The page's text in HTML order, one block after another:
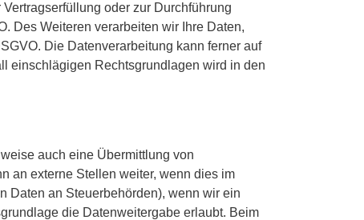
oder zur Durchführung
Des Weiteren verarbeiten wir Ihre Daten,
Die Datenverarbeitung kann ferner auf
einschlägigen Rechtsgrundlagen wird in den
auch eine Übermittlung von
an externe Stellen weiter, wenn dies im
Daten an Steuerbehörden), wenn wir ein
die Datenweitergabe erlaubt. Beim